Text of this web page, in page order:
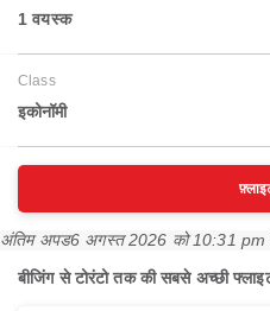
1 वयस्‍क
Class
इकोनॉमी
अंतिम अपड6 अगस्त 2026 को 10:31
बीजिंग से टोरंटो तक की सबसे अच्छी